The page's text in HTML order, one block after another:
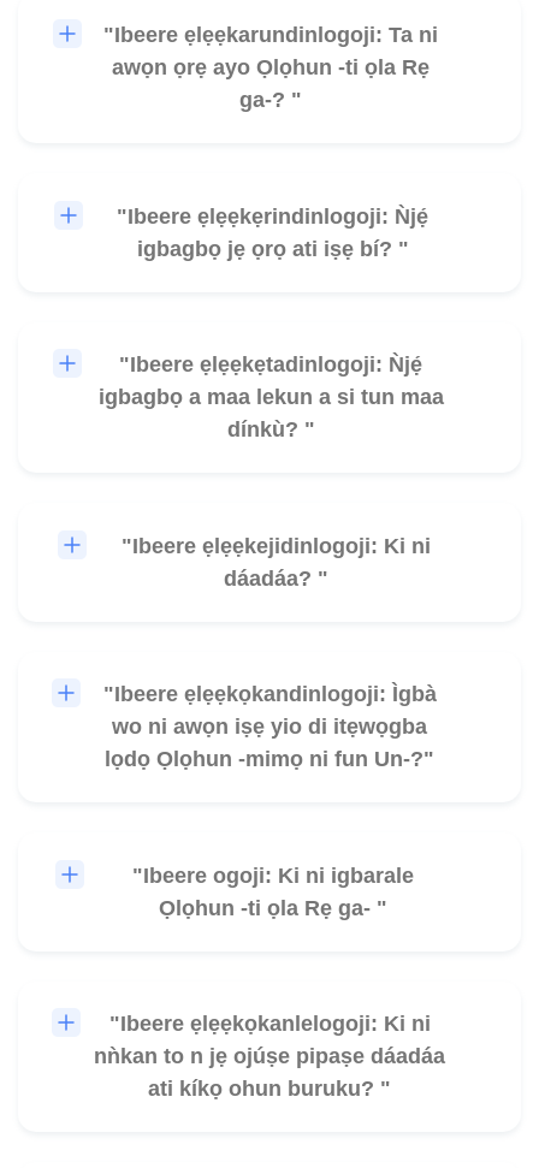
"Ibeere ẹlẹẹkarundinlogoji: Ta ni
awọn ọrẹ ayo Ọlọhun -ti ọla Rẹ
ga-? "
"Ibeere ẹlẹẹkẹrindinlogoji: Ǹjẹ́
igbagbọ jẹ ọrọ ati iṣẹ bí? "
"Ibeere ẹlẹẹkẹtadinlogoji: Ǹjẹ́
igbagbọ a maa lekun a si tun maa
dínkù? "
"Ibeere ẹlẹẹkejidinlogoji: Ki ni
dáadáa? "
"Ibeere ẹlẹẹkọkandinlogoji: Ìgbà
wo ni awọn iṣẹ yio di itẹwọgba
lọdọ Ọlọhun -mimọ ni fun Un-?"
"Ibeere ogoji: Ki ni igbarale
Ọlọhun -ti ọla Rẹ ga- "
"Ibeere ẹlẹẹkọkanlelogoji: Ki ni
nǹkan to n jẹ ojúṣe pipaṣe dáadáa
ati kíkọ ohun buruku? "